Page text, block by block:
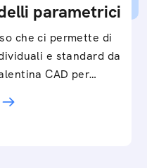
parametrici
che ci permette di
e standard da
CAD per…